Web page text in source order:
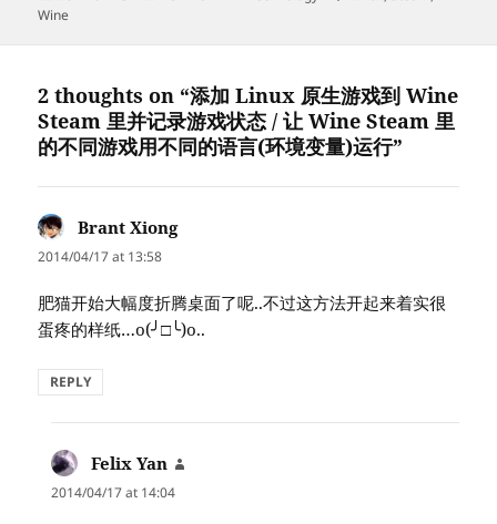
on
Wine
2 thoughts on “添加 Linux 原生游戏到 Wine
Steam 里并记录游戏状态 / 让 Wine Steam 里
的不同游戏用不同的语言(环境变量)运行”
Brant Xiongsays:
2014/04/17 at 13:58
肥猫开始大幅度折腾桌面了呢..不过这方法开起来着实很
蛋疼的样纸…o(╯□╰)o..
REPLY
Felix Yan
2014/04/17 at 14:04